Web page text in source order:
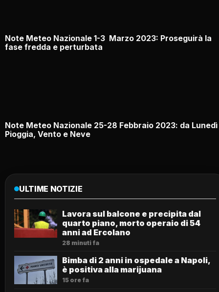
Note Meteo Nazionale 1-3 Marzo 2023: Proseguirà la
fase fredda e perturbata
Note Meteo Nazionale 25-28 Febbraio 2023: da Lunedì
Pioggia, Vento e Neve
ULTIME NOTIZIE
Lavora sul balcone e precipita dal
quarto piano, morto operaio di 54
anni ad Ercolano
28 minuti fa
Bimba di 2 anni in ospedale a Napoli,
è positiva alla marijuana
15 ore fa